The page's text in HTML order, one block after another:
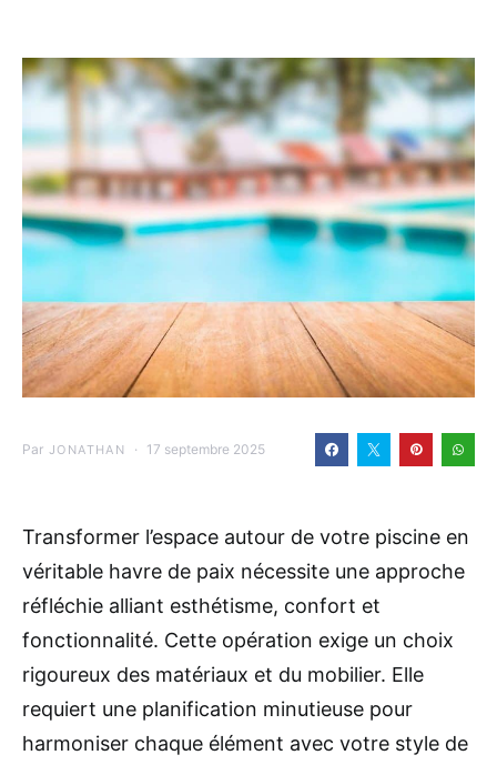
Par JONATHAN 17 septembre 2025
Transformer l’espace autour de votre piscine en
véritable havre de paix nécessite une approche
réfléchie alliant esthétisme, confort et
fonctionnalité. Cette opération exige un choix
rigoureux des matériaux et du mobilier. Elle
requiert une planification minutieuse pour
harmoniser chaque élément avec votre style de